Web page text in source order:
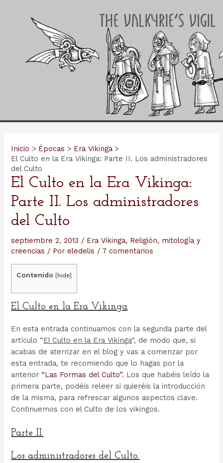
Inicio Épocas
Era Vikinga
El Culto en la Era Vikinga: Parte II. Los administradores
del Culto
El Culto en la Era Vikinga:
Parte II. Los administradores
del Culto
septiembre 2, 2013 / Era Vikinga, Religión, mitología y
creencias / Poreledelis / 7 comentarios
Contenido [hide]
El Culto en la Era Vikinga
En esta entrada continuamos con la segunda parte del
artículo “El Culto en la Era Vikinga“, de modo que, si
acabas de aterrizar en el blog y vas a comenzar por
esta entrada, te recomiendo que lo hagas por la
anterior “Las Formas del Culto”. Los que habéis leído la
primera parte, podéis releer si quieréis la introducción
de la misma, para refrescar algunos aspectos clave.
Continuemos con el Culto de los vikingos.
Parte II.
Los administradores del Culto.